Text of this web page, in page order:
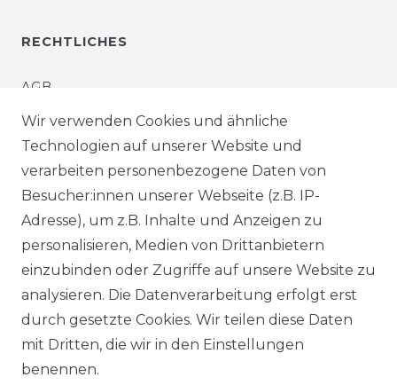
RECHTLICHES
AGB
WIDERRUFSRECHT
WIDERRUFSFORMULAR
DATENSCHUTZERKLÄRUNG
INFORMATIONEN & SERVICE
BLOG
Wir verwenden Cookies und ähnliche
Technologien auf unserer Website und
verarbeiten personenbezogene Daten von
Besucher:innen unserer Webseite (z.B. IP-
Adresse), um z.B. Inhalte und Anzeigen zu
personalisieren, Medien von Drittanbietern
einzubinden oder Zugriffe auf unsere Website zu
analysieren. Die Datenverarbeitung erfolgt erst
durch gesetzte Cookies. Wir teilen diese Daten
mit Dritten, die wir in den Einstellungen
benennen.